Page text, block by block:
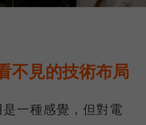
不見的技術布局
一種感覺，但對電